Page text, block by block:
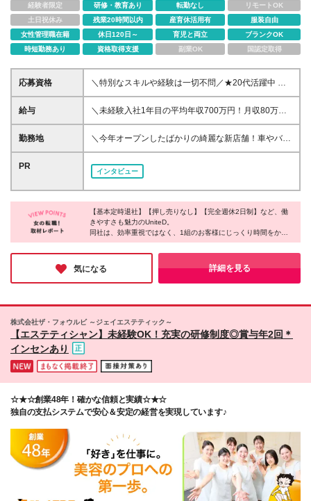
経験者限定
研修・教育あり 転勤なし
リモートOK
土日祝休み
残業20時間以内 産育休活用有
服装自由
女性管理職在籍
休日120日～ 育児と両立
ブランクOK
時短勤務あり
資格取得支援 副業OK 国認定取得
応募資格
＼特別なスキルや経験は一切不問／★20代活躍中 ◆
未経験・第二新卒歓迎 ◆学歴不問 ◆ブランクOK 今回
の採用では人柄を重視しています。 あなたの素直な
ピッタリです！／ ★人と話すことが好きな方 ★誰か
に喜んでもらえる仕事がしたい方 ★頑張った分しっ
働きたい方 ★チームワークを大切にできる方 ★未経
給与
＼未経験入社1年目の平均年収700万円！月収80万円
も可能／ ◆月給30万円以上＋賞与年2回＋インセンテ
ィブ＋残業代全額支給 ※経験・スキルを考慮の上、決
待遇に差異はありません。 ★収入アップを実現して
700万円 ・1年目で年収1000万円超を実現した先輩も
活躍中 ・入社2ヶ月目までに全員がインセンティブを
獲得 当社では、お客様一人ひとりに丁寧に向き合う
り添った提案が収入アップにつながる環境です。
勤務地
＼今年オープンしたばかりの綺麗な新店舗！車やバイ
ク通勤もOK／ ★転勤は一切ありません ★「新宿御苑
前駅」から徒歩5分 東京都新宿区新宿1-28-3 TSG御苑
ビル2階 ※(変更の範囲)上記を除く当社関連勤務地
PR
インタビュー
【基本定時退社】【押し売りなし】【完全週休2日制】など、働
きやすさも魅力のUniteD。
同社は、効率重視ではなく、1組のお客様にじっくり時間をかけ
て寄り添うスタイル。お客様の想いを丁寧に汲み取り、理想の一
品を一緒につくり上げることを大切にしているそうです！だから
こそ、「想像以上の仕上がりです」といった嬉しい言葉をいただ
けることもあるよう。接客の本当の楽しさを実感したい方に、ぜ
ひおすすめしたい企業です♪
気になる 詳細を見る
株式会社ザ・フォウルビ ～ジェイエステティック～
【エステティシャン】未経験OK！充実の研修制度◎賞与年2回＊
インセンあり
☆★☆創業48年！確かな信頼と実績☆★☆
独自の支払システムで安心＆安定の経営を実現しています♪